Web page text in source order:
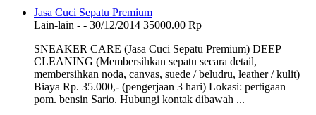
Jasa Cuci Sepatu Premium
Lain-lain - - 30/12/2014 35000.00 Rp
SNEAKER CARE (Jasa Cuci Sepatu Premium) DEEP
CLEANING (Membersihkan sepatu secara detail,
membersihkan noda, canvas, suede / beludru, leather / kulit)
Biaya Rp. 35.000,- (pengerjaan 3 hari) Lokasi: pertigaan
pom. bensin Sario. Hubungi kontak dibawah ...